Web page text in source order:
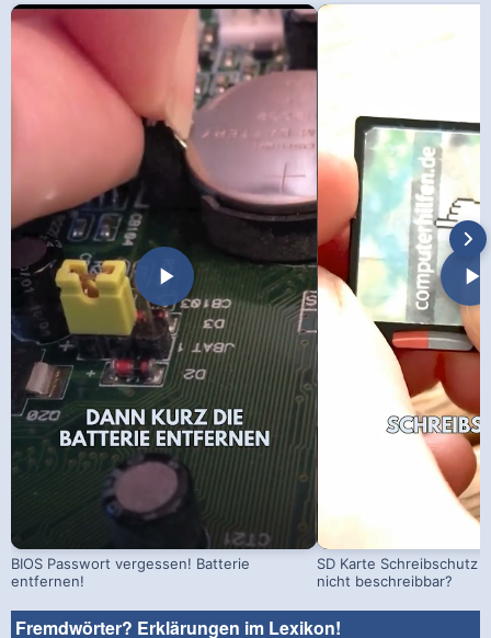
BIOS Passwort vergessen! Batterie
entfernen!
SD Karte Schreibschutz
nicht beschreibbar?
Fremdwörter? Erklärungen im Lexikon!